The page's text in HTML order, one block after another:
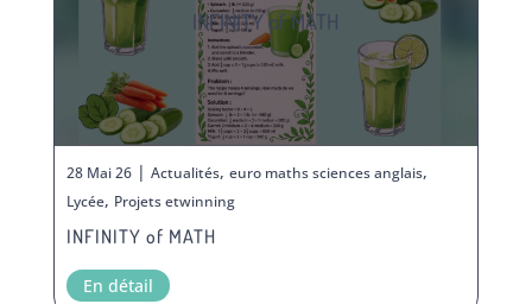
INFINITY of MATH
28 Mai 26| Actualités, euro maths sciences anglais,
Lycée, Projets etwinning
INFINITY of MATH
En détail